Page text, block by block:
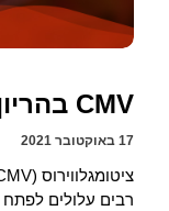
CMV בהריון שליש ראשון
17 באוקטובר 2021
רבים עלולים לפתח